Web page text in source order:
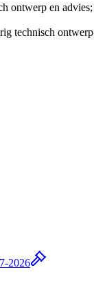
ontwerp en advies;
technisch ontwerp
2026